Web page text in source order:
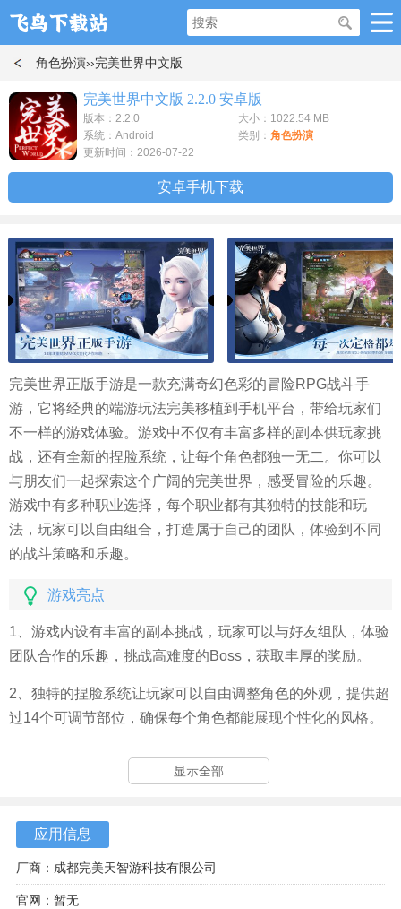
角色扮演››完美世界中文版
完美世界中文版 2.2.0 安卓版
版本：2.2.0
大小：1022.54 MB
系统：Android
类别： 角色扮演
更新时间：2026-07-22
安卓手机下载
完美世界正版手游是一款充满奇幻色彩的冒险RPG战斗手
游，它将经典的端游玩法完美移植到手机平台，带给玩家们
不一样的游戏体验。游戏中不仅有丰富多样的副本供玩家挑
战，还有全新的捏脸系统，让每个角色都独一无二。你可以
与朋友们一起探索这个广阔的完美世界，感受冒险的乐趣。
游戏中有多种职业选择，每个职业都有其独特的技能和玩
法，玩家可以自由组合，打造属于自己的团队，体验到不同
的战斗策略和乐趣。
游戏亮点
1、游戏内设有丰富的副本挑战，玩家可以与好友组队，体验
团队合作的乐趣，挑战高难度的Boss，获取丰厚的奖励。
2、独特的捏脸系统让玩家可以自由调整角色的外观，提供超
过14个可调节部位，确保每个角色都能展现个性化的风格。
3、游戏支持空中对战，玩家可以驾驭飞行器在空中与敌人展
开激烈的战斗，带来全新的战斗体验，打破传统地面战斗的
4、庞大的地图设计让玩家可以尽情探索，超60,000k㎡的无
缝场景让你在奇幻的大陆上自由驰骋，发现隐藏的秘密。
显示全部
应用信息
厂商：成都完美天智游科技有限公司
官网：暂无